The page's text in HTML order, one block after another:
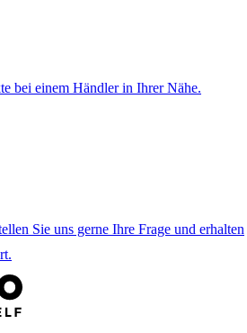
bei einem Händler in Ihrer Nähe.
Sie uns gerne Ihre Frage und erhalten